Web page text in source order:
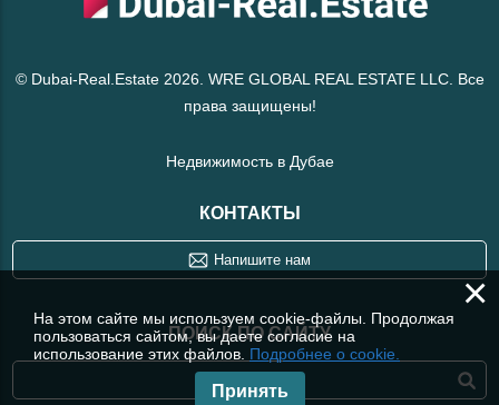
© Dubai-Real.Estate 2026. WRE GLOBAL REAL ESTATE LLC. Все
права защищены!
Недвижимость в Дубае
КОНТАКТЫ
Напишите нам
ПОИСК ПО САЙТУ
×
На этом сайте мы используем cookie-файлы. Продолжая
пользоваться сайтом, вы даете согласие на
использование этих файлов. Подробнее о cookie.
Принять